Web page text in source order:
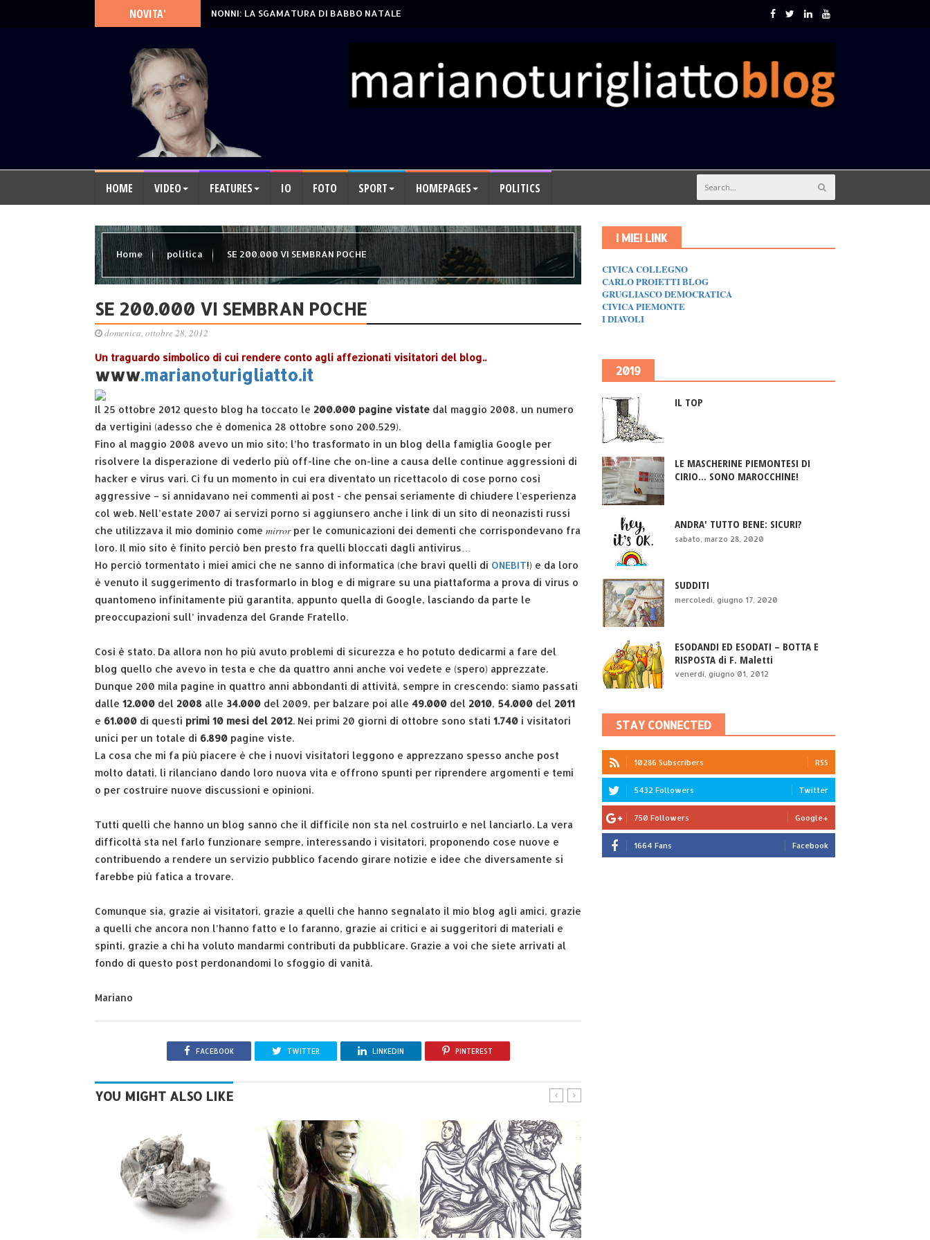
NOVITA' NONNI: LA SGAMATURA DI BABBO NATALE
HOME VIDEO FEATURES IO FOTO SPORT HOMEPAGES POLITICS
Home politica SE 200.000 VI SEMBRAN POCHE
SE 200.000 VI SEMBRAN POCHE
domenica, ottobre 28, 2012
Un traguardo simbolico di cui rendere conto agli affezionati visitatori del blog..
www.marianoturigliatto.it
Il 25 ottobre 2012 questo blog ha toccato le 200.000 pagine vistate dal maggio 2008, un numero
da vertigini (adesso che è domenica 28 ottobre sono 200.529).
Fino al maggio 2008 avevo un mio sito; l’ho trasformato in un blog della famiglia Google per
risolvere la disperazione di vederlo più off-line che on-line a causa delle continue aggressioni di
hacker e virus vari. Ci fu un momento in cui era diventato un ricettacolo di cose porno così
aggressive – si annidavano nei commenti ai post - che pensai seriamente di chiudere l'esperienza
col web. Nell’estate 2007 ai servizi porno si aggiunsero anche i link di un sito di neonazisti russi
che utilizzava il mio dominio come mirrorper le comunicazioni dei dementi che corrispondevano fra
loro. Il mio sito è finito perciò ben presto fra quelli bloccati dagli antivirus…
Ho perciò tormentato i miei amici che ne sanno di informatica (che bravi quelli di ONEBIT!) e da loro
è venuto il suggerimento di trasformarlo in blog e di migrare su una piattaforma a prova di virus o
quantomeno infinitamente più garantita, appunto quella di Google, lasciando da parte le
preoccupazioni sull’ invadenza del Grande Fratello.
Così è stato. Da allora non ho più avuto problemi di sicurezza e ho potuto dedicarmi a fare del
blog quello che avevo in testa e che da quattro anni anche voi vedete e (spero) apprezzate.
Dunque 200 mila pagine in quattro anni abbondanti di attività, sempre in crescendo: siamo passati
dalle 12.000 del 2008 alle 34.000 del 2009, per balzare poi alle 49.000 del 2010, 54.000 del 2011
e 61.000 di questi primi 10 mesi del 2012. Nei primi 20 giorni di ottobre sono stati 1.740 i visitatori
unici per un totale di 6.890 pagine viste.
La cosa che mi fa più piacere è che i nuovi visitatori leggono e apprezzano spesso anche post
molto datati, li rilanciano dando loro nuova vita e offrono spunti per riprendere argomenti e temi
o per costruire nuove discussioni e opinioni.
Tutti quelli che hanno un blog sanno che il difficile non sta nel costruirlo e nel lanciarlo. La vera
difficoltà sta nel farlo funzionare sempre, interessando i visitatori, proponendo cose nuove e
contribuendo a rendere un servizio pubblico facendo girare notizie e idee che diversamente si
farebbe più fatica a trovare.
Comunque sia, grazie ai visitatori, grazie a quelli che hanno segnalato il mio blog agli amici, grazie
a quelli che ancora non l’hanno fatto e lo faranno, grazie ai critici e ai suggeritori di materiali e
spinti, grazie a chi ha voluto mandarmi contributi da pubblicare. Grazie a voi che siete arrivati al
fondo di questo post perdonandomi lo sfoggio di vanità.
Mariano
FACEBOOK TWITTER LINKEDIN PINTEREST
YOU MIGHT ALSO LIKE
I MIEI LINK
CIVICA COLLEGNO
CARLO PROIETTI BLOG
GRUGLIASCO DEMOCRATICA
CIVICA PIEMONTE
I DIAVOLI
2019
IL TOP
LE MASCHERINE PIEMONTESI DI
CIRIO... SONO MAROCCHINE!
ANDRA' TUTTO BENE: SICURI?
sabato, marzo 28, 2020
SUDDITI
mercoledì, giugno 17, 2020
ESODANDI ED ESODATI – BOTTA E
RISPOSTA di F. Maletti
venerdì, giugno 01, 2012
STAY CONNECTED
10286 Subscribers RSS
5432 Followers Twitter
750 Followers Google+
1664 Fans Facebook